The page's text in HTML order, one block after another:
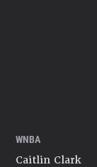
WNBA
Caitlin Clark